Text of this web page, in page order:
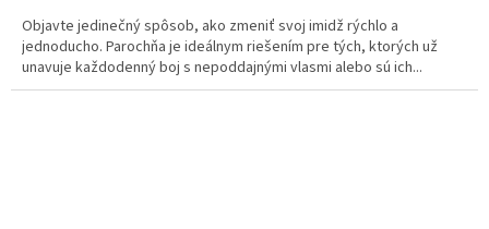
Objavte jedinečný spôsob, ako zmeniť svoj imidž rýchlo a
jednoducho. Parochňa je ideálnym riešením pre tých, ktorých už
unavuje každodenný boj s nepoddajnými vlasmi alebo sú ich...